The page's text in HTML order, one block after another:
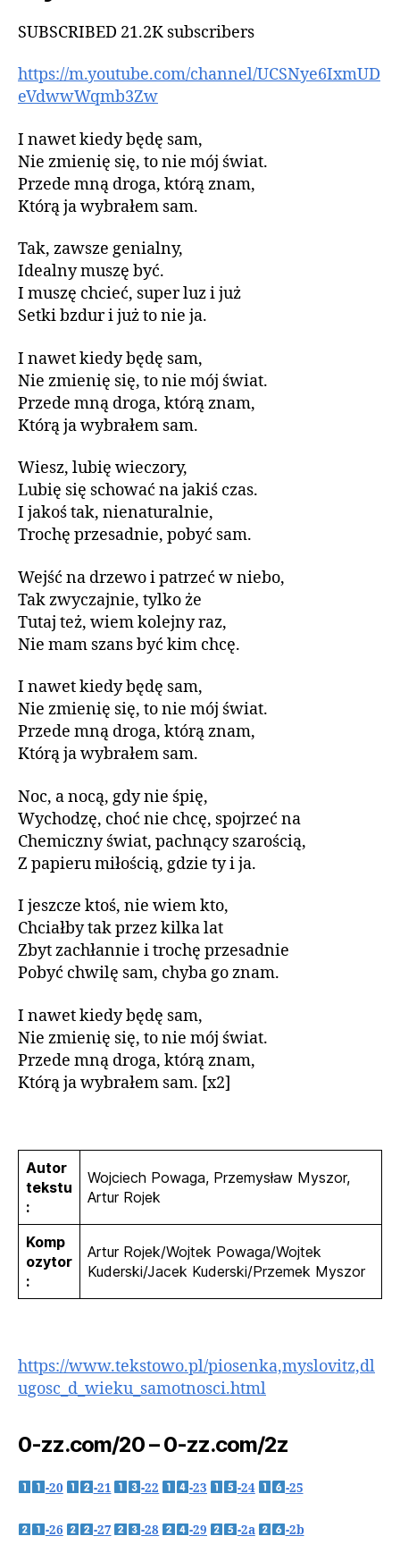
SUBSCRIBED 21.2K subscribers
https://m.youtube.com/channel/UCSNye6IxmUD
eVdwwWqmb3Zw
I nawet kiedy będę sam,
Nie zmienię się, to nie mój świat.
Przede mną droga, którą znam,
Którą ja wybrałem sam.
Tak, zawsze genialny,
Idealny muszę być.
I muszę chcieć, super luz i już
Setki bzdur i już to nie ja.
I nawet kiedy będę sam,
Nie zmienię się, to nie mój świat.
Przede mną droga, którą znam,
Którą ja wybrałem sam.
Wiesz, lubię wieczory,
Lubię się schować na jakiś czas.
I jakoś tak, nienaturalnie,
Trochę przesadnie, pobyć sam.
Wejść na drzewo i patrzeć w niebo,
Tak zwyczajnie, tylko że
Tutaj też, wiem kolejny raz,
Nie mam szans być kim chcę.
I nawet kiedy będę sam,
Nie zmienię się, to nie mój świat.
Przede mną droga, którą znam,
Którą ja wybrałem sam.
Noc, a nocą, gdy nie śpię,
Wychodzę, choć nie chcę, spojrzeć na
Chemiczny świat, pachnący szarością,
Z papieru miłością, gdzie ty i ja.
I jeszcze ktoś, nie wiem kto,
Chciałby tak przez kilka lat
Zbyt zachłannie i trochę przesadnie
Pobyć chwilę sam, chyba go znam.
I nawet kiedy będę sam,
Nie zmienię się, to nie mój świat.
Przede mną droga, którą znam,
Którą ja wybrałem sam. [x2]
Autor
tekstu
:
Wojciech Powaga, Przemysław Myszor,
Artur Rojek
Komp
ozytor
:
Artur Rojek/Wojtek Powaga/Wojtek
Kuderski/Jacek Kuderski/Przemek Myszor
https://www.tekstowo.pl/piosenka,myslovitz,dl
ugosc_d_wieku_samotnosci.html
0-zz.com/20 – 0-zz.com/2z
-20 -21 -22 -23 -24 -25
-26 -27 -28 -29 -2a -2b